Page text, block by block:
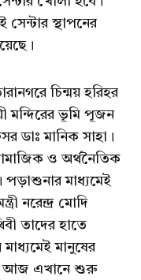
স্থাপনের
চিন্ময় হরিহর
মন্দিরের ভূমি পূজন
ডাঃ মানিক সাহা।
ও অর্থনৈতিক
পড়াশুনার মাধ্যমেই
নরেন্দ্র মোদি
তাদের হাতে
মাধ্যমেই মানুষের
আজ এখানে শুরু